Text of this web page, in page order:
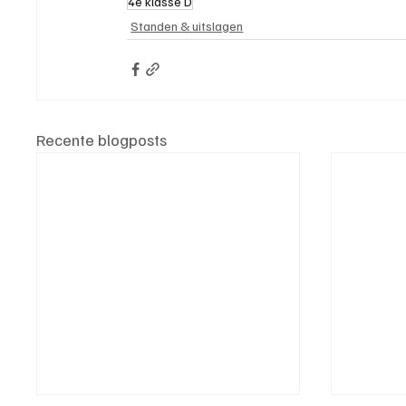
Standen & uitslagen
Recente blogposts